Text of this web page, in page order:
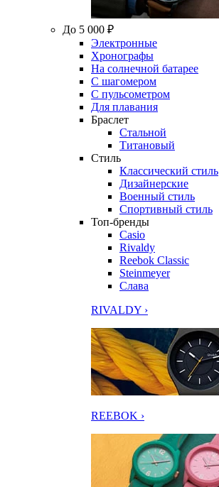
До 5 000 ₽
Электронные
Хронографы
На солнечной батарее
С шагомером
С пульсометром
Для плавания
Браслет
Стальной
Титановый
Стиль
Классический стиль
Дизайнерские
Военный стиль
Спортивный стиль
Топ-бренды
Casio
Rivaldy
Reebok Classic
Steinmeyer
Слава
RIVALDY ›
REEBOK ›